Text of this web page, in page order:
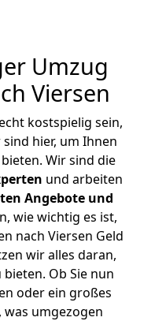
Umzug
Viersen
kostspielig sein,
hier, um Ihnen
Wir sind die
und arbeiten
Angebote und
wie wichtig es ist,
nach Viersen Geld
wir alles daran,
Ob Sie nun
oder ein großes
was umgezogen